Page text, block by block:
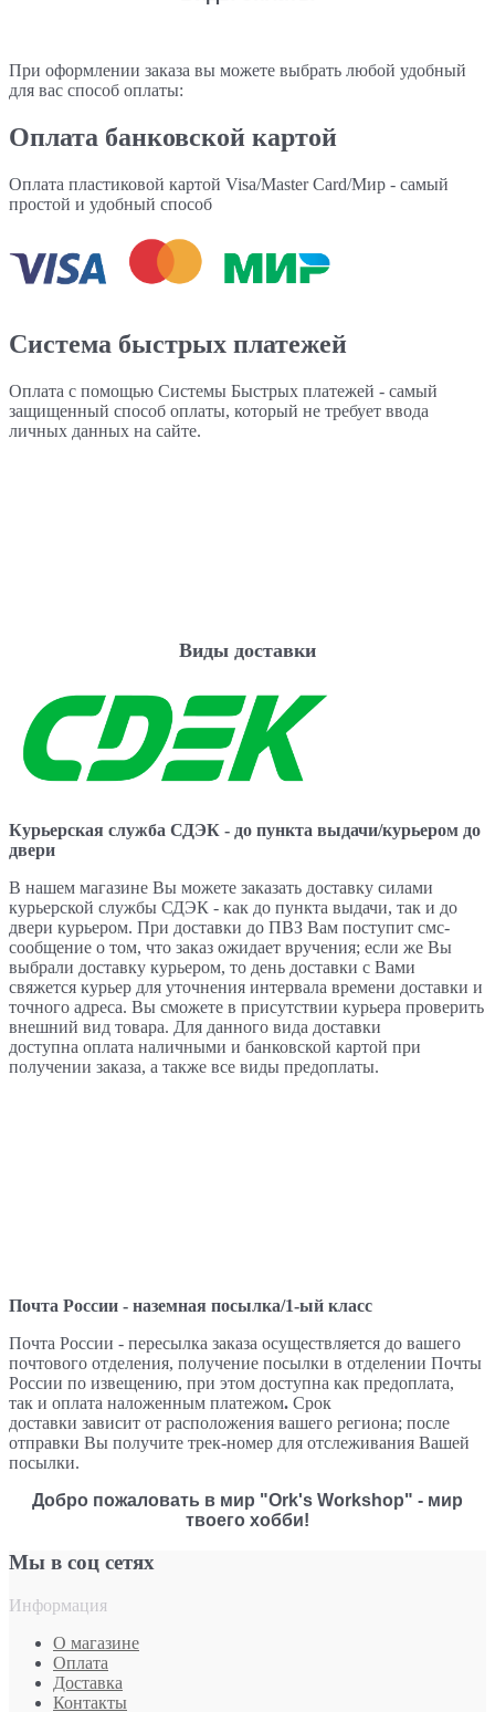
При оформлении заказа вы можете выбрать любой удобный
для вас способ оплаты:
Оплата банковской картой
Оплата пластиковой картой Visa/Master Card/Мир - самый
простой и удобный способ
Система быстрых платежей
Оплата с помощью Системы Быстрых платежей - самый
защищенный способ оплаты, который не требует ввода
личных данных на сайте.
Виды доставки
Курьерская служба СДЭК - до пункта выдачи/курьером до
двери
В нашем магазине Вы можете заказать доставку силами
курьерской службы СДЭК - как до пункта выдачи, так и до
двери курьером. При доставки до ПВЗ Вам поступит смс-
сообщение о том, что заказ ожидает вручения; если же Вы
выбрали доставку курьером, то день доставки с Вами
свяжется курьер для уточнения интервала времени доставки и
точного адреса. Вы сможете в присутствии курьера проверить
внешний вид товара. Для данного вида доставки
доступна оплата наличными и банковской картой при
получении заказа, а также все виды предоплаты.
Почта России - наземная посылка/1-ый класс
Почта России - пересылка заказа осуществляется до вашего
почтового отделения, получение посылки в отделении Почты
России по извещению, при этом доступна как предоплата,
так и оплата наложенным платежом. Срок
доставки зависит от расположения вашего региона; после
отправки Вы получите трек-номер для отслеживания Вашей
посылки.
Добро пожаловать в мир "Ork's Workshop" - мир
твоего хобби!
Мы в соц сетях
Информация
О магазине
Оплата
Доставка
Контакты